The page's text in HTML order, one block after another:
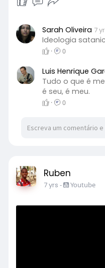
Sarah Oliveira 7
Ideologia
· 0
Luis Henrique
Tudo o que é
é seu, é meu.
· 0
Ruben
7 yrs - Youtube